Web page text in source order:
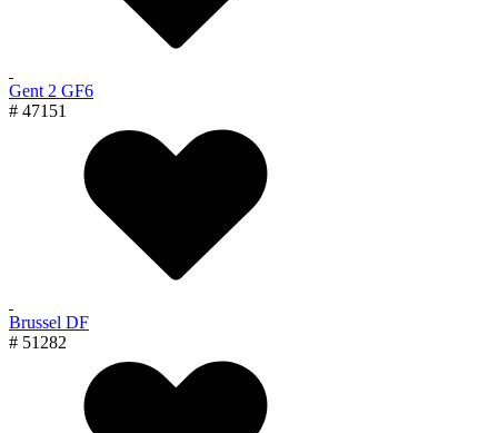
Gent 2 GF6
# 47151
Brussel DF
# 51282